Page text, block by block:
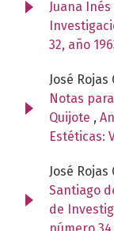
Juana
32, año
José
Notas
Quijote ,
Estéticas:
José
Santiago
de
número